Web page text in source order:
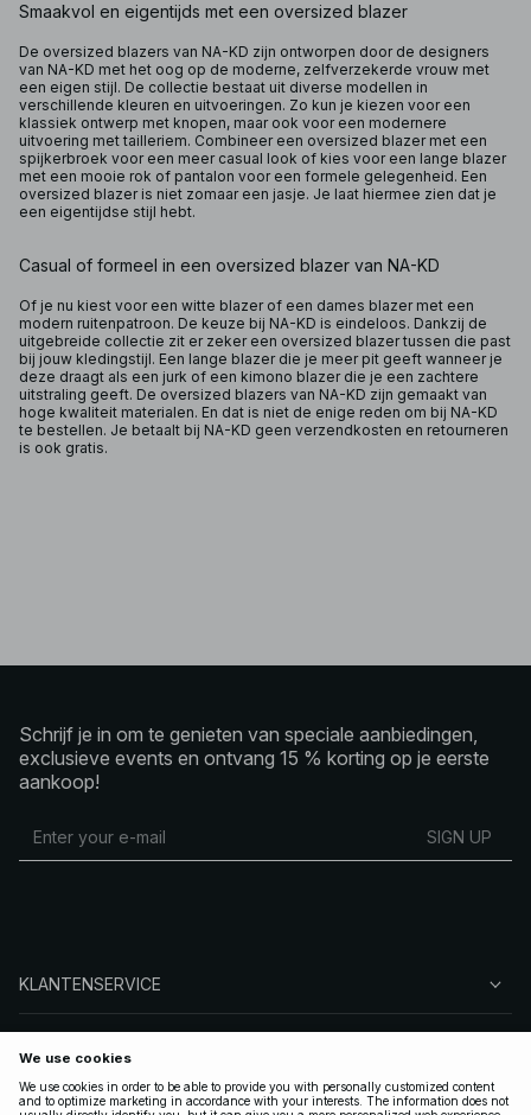
Smaakvol en eigentijds met een oversized blazer
De oversized blazers van NA-KD zijn ontworpen door de designers
van NA-KD met het oog op de moderne, zelfverzekerde vrouw met
een eigen stijl. De collectie bestaat uit diverse modellen in
verschillende kleuren en uitvoeringen. Zo kun je kiezen voor een
klassiek ontwerp met knopen, maar ook voor een modernere
uitvoering met tailleriem. Combineer een oversized blazer met een
spijkerbroek voor een meer casual look of kies voor een lange blazer
met een mooie rok of pantalon voor een formele gelegenheid. Een
oversized blazer is niet zomaar een jasje. Je laat hiermee zien dat je
een eigentijdse stijl hebt.
Casual of formeel in een oversized blazer van NA-KD
Of je nu kiest voor een witte blazer of een dames blazer met een
modern ruitenpatroon. De keuze bij NA-KD is eindeloos. Dankzij de
uitgebreide collectie zit er zeker een oversized blazer tussen die past
bij jouw kledingstijl. Een lange blazer die je meer pit geeft wanneer je
deze draagt als een jurk of een kimono blazer die je een zachtere
uitstraling geeft. De oversized blazers van NA-KD zijn gemaakt van
hoge kwaliteit materialen. En dat is niet de enige reden om bij NA-KD
te bestellen. Je betaalt bij NA-KD geen verzendkosten en retourneren
is ook gratis.
Schrijf je in om te genieten van speciale aanbiedingen,
exclusieve events en ontvang 15 % korting op je eerste
aankoop!
SIGN UP
KLANTENSERVICE
VOLG ONS